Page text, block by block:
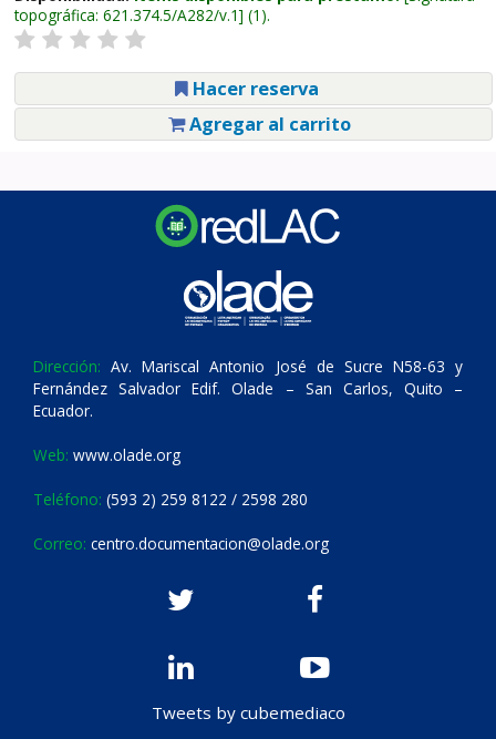
topográfica: 621.374.5/A282/v.1 (1).
Hacer reserva
Agregar al carrito
Dirección: Av. Mariscal Antonio José de Sucre N58-63 y
Fernández Salvador Edif. Olade – San Carlos, Quito –
Ecuador.
Web: www.olade.org
Teléfono: (593 2) 259 8122 / 2598 280
Correo: centro.documentacion@olade.org
Tweets by cubemediaco